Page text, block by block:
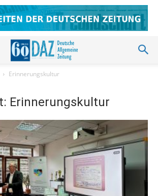
Erinnerungskultur
Erinnerungskultur